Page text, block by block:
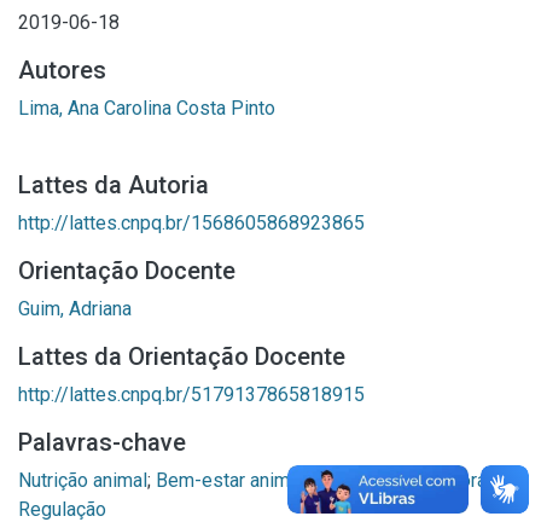
2019-06-18
Autores
Lima, Ana Carolina Costa Pinto
Lattes da Autoria
http://lattes.cnpq.br/1568605868923865
Orientação Docente
Guim, Adriana
Lattes da Orientação Docente
http://lattes.cnpq.br/5179137865818915
Palavras-chave
Nutrição animal; Bem-estar animal;Temperatura corporal -
Regulação